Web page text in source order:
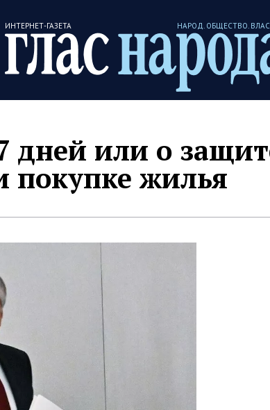
ИНТЕРНЕТ-ГАЗЕТА НАРОД. ОБЩЕСТВО.
дней или о
покупке жилья